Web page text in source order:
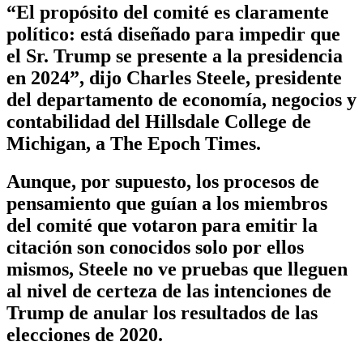
“El propósito del comité es claramente
político: está diseñado para impedir que
el Sr. Trump se presente a la presidencia
en 2024”, dijo Charles Steele, presidente
del departamento de economía, negocios y
contabilidad del Hillsdale College de
Michigan, a The Epoch Times.
Aunque, por supuesto, los procesos de
pensamiento que guían a los miembros
del comité que votaron para emitir la
citación son conocidos solo por ellos
mismos, Steele no ve pruebas que lleguen
al nivel de certeza de las intenciones de
Trump de anular los resultados de las
elecciones de 2020.